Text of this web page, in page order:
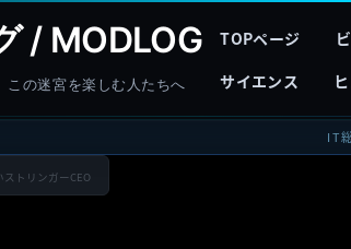
/ MODLOG
この迷宮を楽しむ人たちへ
TOPページ
サイエンス
IT
トリンガーCEO